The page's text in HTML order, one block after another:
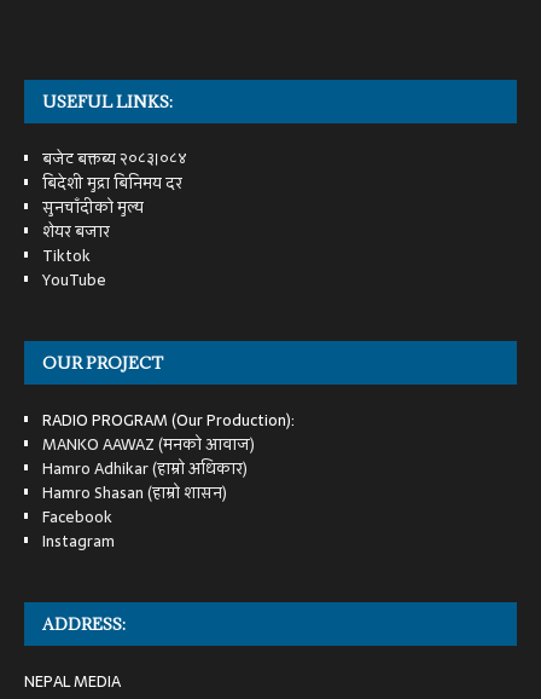
USEFUL LINKS:
बजेट बक्तब्य २०८३।०८४
बिदेशी मुद्रा बिनिमय दर
सुनचाँदीको मुल्य
शेयर बजार
Tiktok
YouTube
OUR PROJECT
RADIO PROGRAM (Our Production):
MANKO AAWAZ (मनको आवाज)
Hamro Adhikar (हाम्रो अधिकार)
Hamro Shasan (हाम्रो शासन)
Facebook
Instagram
ADDRESS:
NEPAL MEDIA